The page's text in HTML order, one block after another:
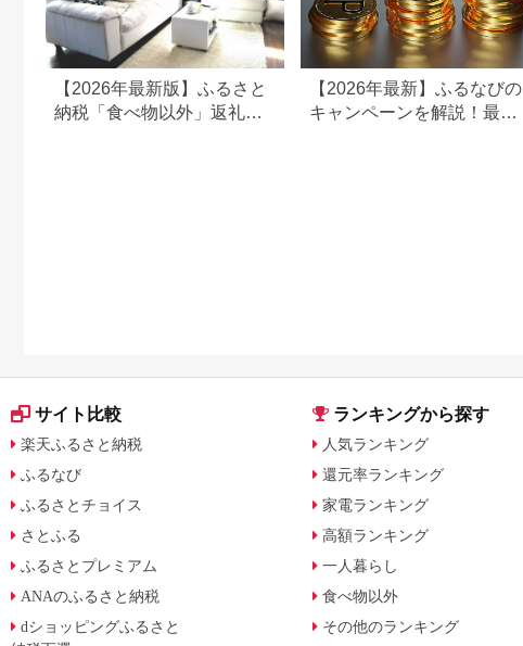
【2026年最新版】ふるさと
納税「食べ物以外」返礼品
【2026年最新】ふるなびの
キャンペーンを解説！最大
サイト比較
楽天ふるさと納税
ふるなび
ふるさとチョイス
さとふる
ふるさとプレミアム
ANAのふるさと納税
dショッピングふるさと
ランキングから探す
人気ランキング
還元率ランキング
家電ランキング
高額ランキング
一人暮らし
食べ物以外
その他のランキング